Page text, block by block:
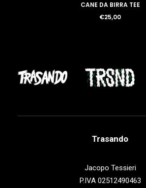
CANE DA BIRRA TEE
€25,00
Trasando
Jacopo Tessieri
P.IVA 02512490463